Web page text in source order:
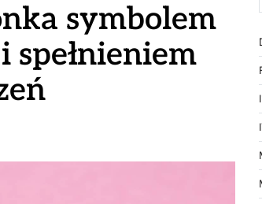
symbolem
spełnieniem